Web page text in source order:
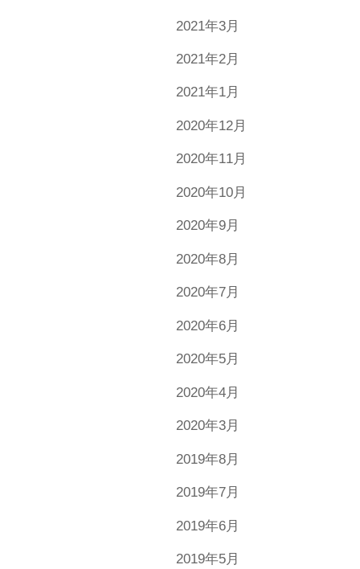
2021年3月
2021年2月
2021年1月
2020年12月
2020年11月
2020年10月
2020年9月
2020年8月
2020年7月
2020年6月
2020年5月
2020年4月
2020年3月
2019年8月
2019年7月
2019年6月
2019年5月